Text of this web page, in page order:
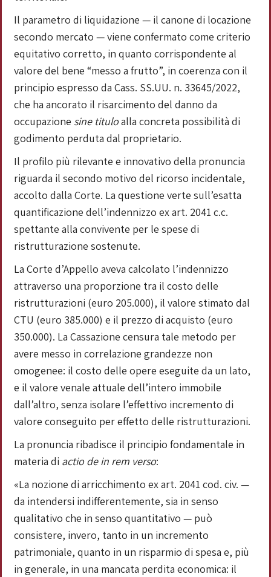
Il parametro di liquidazione — il canone di locazione
secondo mercato — viene confermato come criterio
equitativo corretto, in quanto corrispondente al
valore del bene “messo a frutto”, in coerenza con il
principio espresso da Cass. SS.UU. n. 33645/2022,
che ha ancorato il risarcimento del danno da
occupazione sine tituloalla concreta possibilità di
godimento perduta dal proprietario.
Il profilo più rilevante e innovativo della pronuncia
riguarda il secondo motivo del ricorso incidentale,
accolto dalla Corte. La questione verte sull’esatta
quantificazione dell’indennizzo ex art. 2041 c.c.
spettante alla convivente per le spese di
ristrutturazione sostenute.
La Corte d’Appello aveva calcolato l’indennizzo
attraverso una proporzione tra il costo delle
ristrutturazioni (euro 205.000), il valore stimato dal
CTU (euro 385.000) e il prezzo di acquisto (euro
350.000). La Cassazione censura tale metodo per
avere messo in correlazione grandezze non
omogenee: il costo delle opere eseguite da un lato,
e il valore venale attuale dell’intero immobile
dall’altro, senza isolare l’effettivo incremento di
valore conseguito per effetto delle ristrutturazioni.
La pronuncia ribadisce il principio fondamentale in
materia di actio de in rem verso:
«La nozione di arricchimento ex art. 2041 cod. civ. —
da intendersi indifferentemente, sia in senso
qualitativo che in senso quantitativo — può
consistere, invero, tanto in un incremento
patrimoniale, quanto in un risparmio di spesa e, più
in generale, in una mancata perdita economica: il